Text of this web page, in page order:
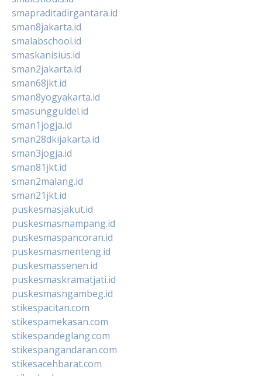
smapraditadirgantara.id
sman8jakarta.id
smalabschool.id
smaskanisius.id
sman2jakarta.id
sman68jkt.id
sman8yogyakarta.id
smasungguldel.id
sman1jogja.id
sman28dkijakarta.id
sman3jogja.id
sman81jkt.id
sman2malang.id
sman21jkt.id
puskesmasjakut.id
puskesmasmampang.id
puskesmaspancoran.id
puskesmasmenteng.id
puskesmassenen.id
puskesmaskramatjati.id
puskesmasngambeg.id
stikespacitan.com
stikespamekasan.com
stikespandeglang.com
stikespangandaran.com
stikesacehbarat.com